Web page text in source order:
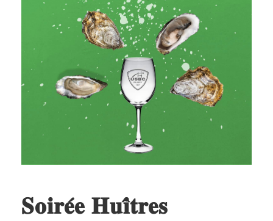
𝐒𝐨𝐢𝐫𝐞́𝐞 𝐇𝐮𝐢̂𝐭𝐫𝐞𝐬